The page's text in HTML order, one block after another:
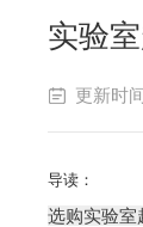
实验
更新时
导读：
选购实验室